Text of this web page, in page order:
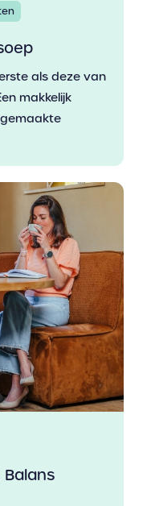
als deze van
makkelijk
Balans